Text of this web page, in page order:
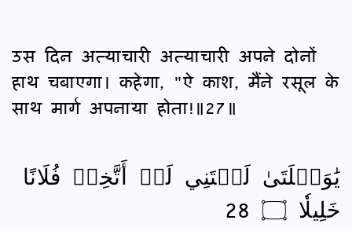
उस दिन अत्याचारी अत्याचारी अपने दोनों
हाथ चबाएगा। कहेगा, "ऐ काश, मैंने रसूल के
साथ मार्ग अपनाया होता!॥27॥
يَٰوَيۡلَتَىٰ لَيۡتَنِي لَمۡ أَتَّخِذۡ فُلَانًا
خَلِيلٗا ۝ 28